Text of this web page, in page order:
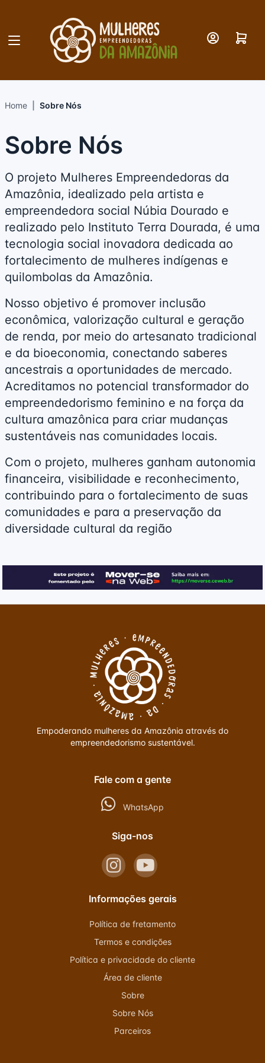
Meu
Home Sobre Nós
Sobre Nós
O projeto Mulheres Empreendedoras da
Amazônia, idealizado pela artista e
empreendedora social Núbia Dourado e
realizado pelo Instituto Terra Dourada, é uma
tecnologia social inovadora dedicada ao
fortalecimento de mulheres indígenas e
quilombolas da Amazônia.
Nosso objetivo é promover inclusão
econômica, valorização cultural e geração
de renda, por meio do artesanato tradicional
e da bioeconomia, conectando saberes
ancestrais a oportunidades de mercado.
Acreditamos no potencial transformador do
empreendedorismo feminino e na força da
cultura amazônica para criar mudanças
sustentáveis nas comunidades locais.
Com o projeto, mulheres ganham autonomia
financeira, visibilidade e reconhecimento,
contribuindo para o fortalecimento de suas
comunidades e para a preservação da
diversidade cultural da região
Empoderando mulheres da Amazônia através do
empreendedorismo sustentável.
Fale com a gente
WhatsApp
Siga-nos
Informações gerais
Política de fretamento
Termos e condições
Política e privacidade do cliente
Área de cliente
Sobre
Sobre Nós
Parceiros